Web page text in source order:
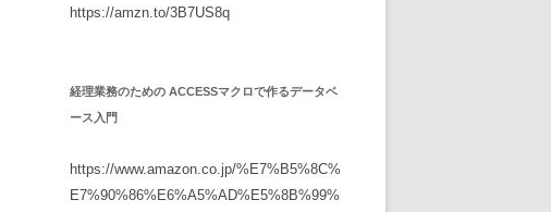
https://amzn.to/3B7US8q
経理業務のための ACCESSマクロで作るデータベ
ース入門
https://www.amazon.co.jp/%E7%B5%8C%
E7%90%86%E6%A5%AD%E5%8B%99%